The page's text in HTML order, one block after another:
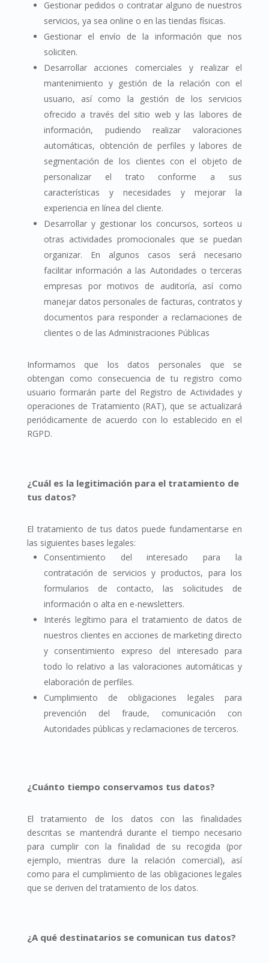
Gestionar pedidos o contratar alguno de nuestros
servicios, ya sea online o en las tiendas físicas.
Gestionar el envío de la información que nos
soliciten.
Desarrollar acciones comerciales y realizar el
mantenimiento y gestión de la relación con el
usuario, así como la gestión de los servicios
ofrecido a través del sitio web y las labores de
información, pudiendo realizar valoraciones
automáticas, obtención de perfiles y labores de
segmentación de los clientes con el objeto de
personalizar el trato conforme a sus
características y necesidades y mejorar la
experiencia en línea del cliente.
Desarrollar y gestionar los concursos, sorteos u
otras actividades promocionales que se puedan
organizar. En algunos casos será necesario
facilitar información a las Autoridades o terceras
empresas por motivos de auditoría, así como
manejar datos personales de facturas, contratos y
documentos para responder a reclamaciones de
clientes o de las Administraciones Públicas
Informamos que los datos personales que se
obtengan como consecuencia de tu registro como
usuario formarán parte del Registro de Actividades y
operaciones de Tratamiento (RAT), que se actualizará
periódicamente de acuerdo con lo establecido en el
RGPD.
¿Cuál es la legitimación para el tratamiento de
tus datos?
El tratamiento de tus datos puede fundamentarse en
las siguientes bases legales:
Consentimiento del interesado para la
contratación de servicios y productos, para los
formularios de contacto, las solicitudes de
información o alta en e-newsletters.
Interés legítimo para el tratamiento de datos de
nuestros clientes en acciones de marketing directo
y consentimiento expreso del interesado para
todo lo relativo a las valoraciones automáticas y
elaboración de perfiles.
Cumplimiento de obligaciones legales para
prevención del fraude, comunicación con
Autoridades públicas y reclamaciones de terceros.
¿Cuánto tiempo conservamos tus datos?
El tratamiento de los datos con las finalidades
descritas se mantendrá durante el tiempo necesario
para cumplir con la finalidad de su recogida (por
ejemplo, mientras dure la relación comercial), así
como para el cumplimiento de las obligaciones legales
que se deriven del tratamiento de los datos.
¿A qué destinatarios se comunican tus datos?